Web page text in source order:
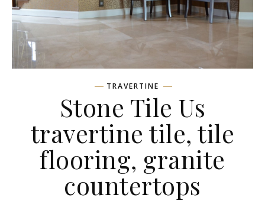
TRAVERTINE
Stone Tile Us
travertine tile, tile
flooring, granite
countertops